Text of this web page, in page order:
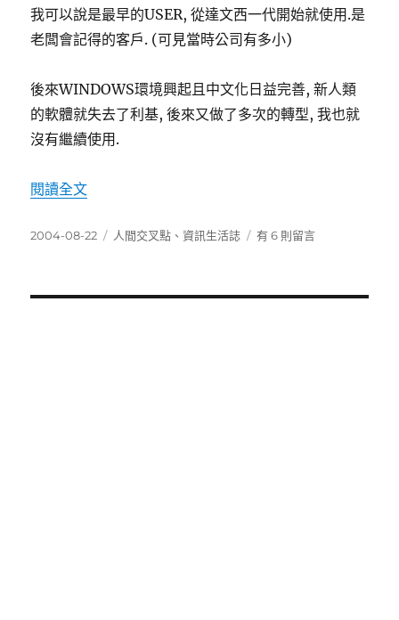
我可以說是最早的USER, 從達文西一代開始就使用.是
老闆會記得的客戶. (可見當時公司有多小)
後來WINDOWS環境興起且中文化日益完善, 新人類
的軟體就失去了利基, 後來又做了多次的轉型, 我也就
沒有繼續使用.
閱讀全文〈新人類莎士比亞排版軟體〉
發
2004-08-22
分
人間交叉點 、資訊生活誌
在
有 6 則留言